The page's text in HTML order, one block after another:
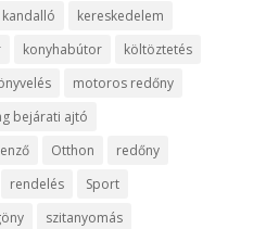
kandalló
kereskedelem
konyhabútor
költöztetés
motoros redőny
bejárati ajtó
Otthon
redőny
rendelés
Sport
szitanyomás